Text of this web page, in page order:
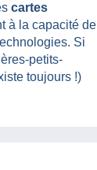
cartes
à la capacité de
Si
petits-
toujours !)